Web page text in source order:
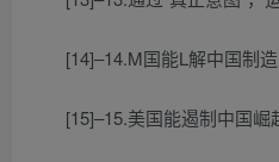
[14]–14.M国能L解中国制
[15]–15.美国能遏制中国崛